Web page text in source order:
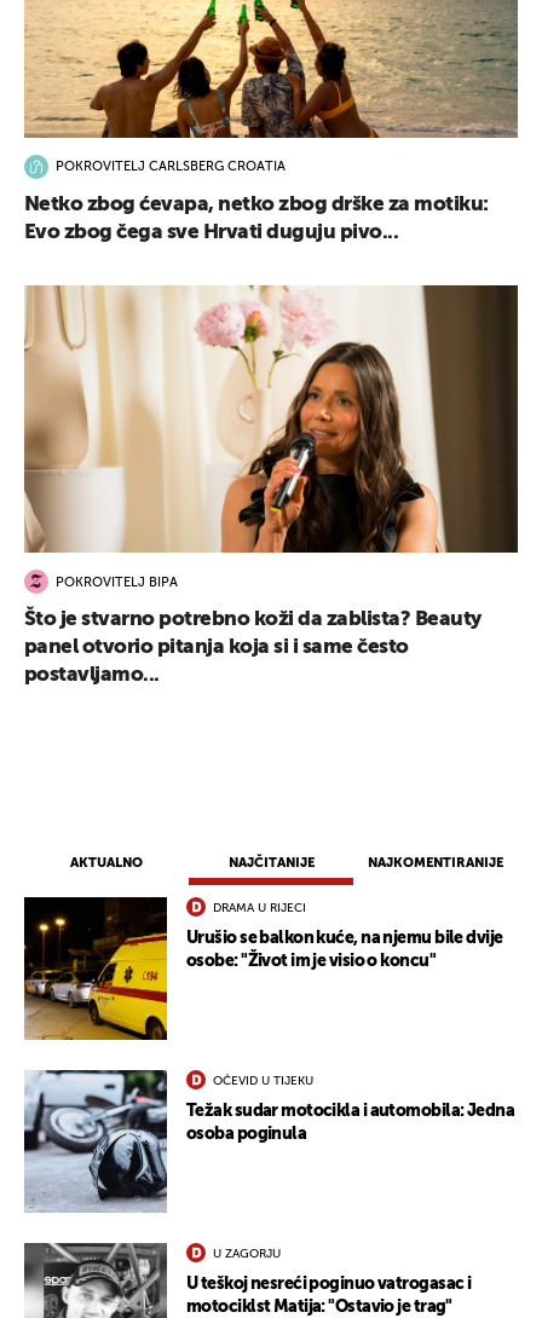
AKTUALNO NAJČITANIJE NAJKOMENTIRANIJE
DRAMA U RIJECI
Urušio se balkon kuće, na njemu bile dvije
osobe: "Život im je visio o koncu"
OČEVID U TIJEKU
Težak sudar motocikla i automobila: Jedna
osoba poginula
U ZAGORJU
U teškoj nesreći poginuo vatrogasac i
motociklst Matija: "Ostavio je trag"
POKROVITELJ CARLSBERG CROATIA
Netko zbog ćevapa, netko zbog drške za motiku:
Evo zbog čega sve Hrvati duguju pivo...
POKROVITELJ BIPA
Što je stvarno potrebno koži da zablista? Beauty
panel otvorio pitanja koja si i same često
postavljamo...